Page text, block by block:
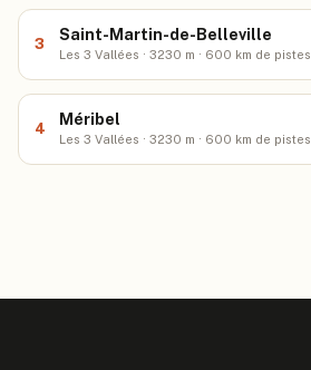
3
Saint-Martin-de-Belleville
Les 3 Vallées · 3230 m · 600 km de pistes
4
Méribel
Les 3 Vallées · 3230 m · 600 km de pistes